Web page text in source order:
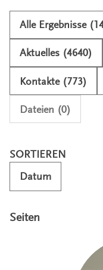
Alle Ergebnisse
Aktuelles (4640)
Kontakte (773)
Dateien (0)
SORTIEREN
Datum
Seiten